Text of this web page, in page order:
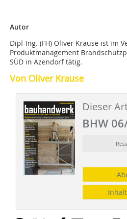
Autor
Dipl-Ing. (FH) Oliver Krause ist im
Produktmanagement
SÜD in Azendorf tätig.
Von Oliver Krause
Dieser
BHW